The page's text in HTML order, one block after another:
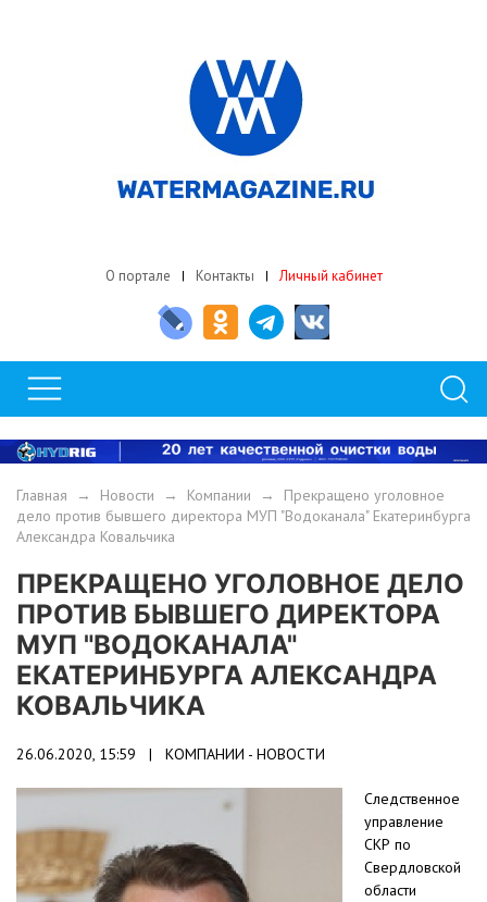
О портале Контакты Личный кабинет
Главная → Новости → Компании → Прекращено уголовное
дело против бывшего директора МУП "Водоканала" Екатеринбурга
Александра Ковальчика
ПРЕКРАЩЕНО УГОЛОВНОЕ ДЕЛО
ПРОТИВ БЫВШЕГО ДИРЕКТОРА
МУП "ВОДОКАНАЛА"
ЕКАТЕРИНБУРГА АЛЕКСАНДРА
КОВАЛЬЧИКА
26.06.2020, 15:59 | КОМПАНИИ - НОВОСТИ
Следственное
управление
СКР по
Свердловской
области